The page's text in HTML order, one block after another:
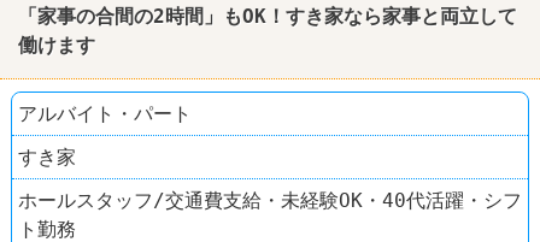
「家事の合間の2時間」もOK！すき家なら家事と両立して
働けます
アルバイト・パート
すき家
ホールスタッフ/交通費支給・未経験OK・40代活躍・シフ
ト勤務